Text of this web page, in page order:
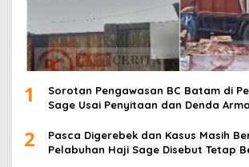
1
Sorotan Pengawasan BC Batam di
Sage Usai Penyitaan dan Denda
2
Pasca Digerebek dan Kasus Masih
Pelabuhan Haji Sage Disebut Tetap